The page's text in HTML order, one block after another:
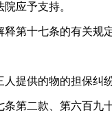
应予支持。
十七条的有关规
供的物的担保纠
第二款、第六百九